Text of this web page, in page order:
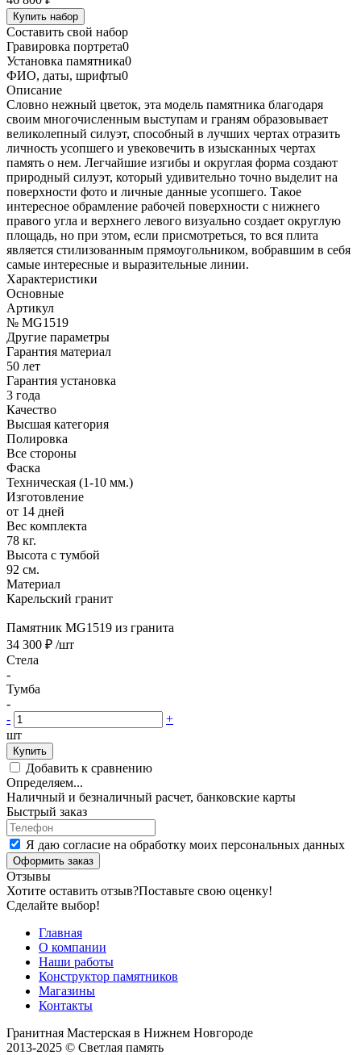
Купить набор
Составить свой набор
Гравировка портрета0
Установка памятника0
ФИО, даты, шрифты0
Описание
Словно нежный цветок, эта модель памятника благодаря
своим многочисленным выступам и граням образовывает
великолепный силуэт, способный в лучших чертах отразить
личность усопшего и увековечить в изысканных чертах
память о нем. Легчайшие изгибы и округлая форма создают
природный силуэт, который удивительно точно выделит на
поверхности фото и личные данные усопшего. Такое
интересное обрамление рабочей поверхности с нижнего
правого угла и верхнего левого визуально создает округлую
площадь, но при этом, если присмотреться, то вся плита
является стилизованным прямоугольником, вобравшим в себя
самые интересные и выразительные линии.
Характеристики
Основные
Артикул
№ MG1519
Другие параметры
Гарантия материал
50 лет
Гарантия установка
3 года
Качество
Высшая категория
Полировка
Все стороны
Фаска
Техническая (1-10 мм.)
Изготовление
от 14 дней
Вес комплекта
78 кг.
Высота с тумбой
92 см.
Материал
Карельский гранит
Памятник MG1519 из гранита
34 300 ₽ /шт
Стела
-
Тумба
-
-
+
шт
Купить
Добавить к сравнению
Определяем...
Наличный и безналичный расчет, банковские карты
Быстрый заказ
Я даю согласие на обработку моих персональных данных
Оформить заказ
Отзывы
Хотите оставить отзыв?Поставьте свою оценку!
Сделайте выбор!
Главная
О компании
Наши работы
Конструктор памятников
Магазины
Контакты
Гранитная Мастерская в Нижнем Новгороде
2013-2025 © Светлая память